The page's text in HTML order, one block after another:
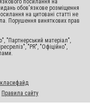
посилання на
обов'язкове розміщення
на цитовані статті не
Порушення виняткових прав
"Партнерський матеріал",
"PR", "Офіційно",
Правила сайту